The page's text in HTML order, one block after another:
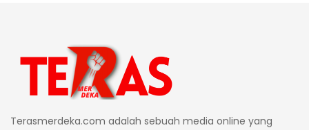
Terasmerdeka.com adalah sebuah media online yang